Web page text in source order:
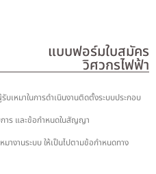
แบบฟอร์มใบสมัคร
วิศวกรไฟฟ้า
เหมาในการดำเนินงานติดตั้งระบบประกอบ
าร และข้อกำหนดในสัญญา
างานระบบ ให้เป็นไปตามข้อกำหนดทาง